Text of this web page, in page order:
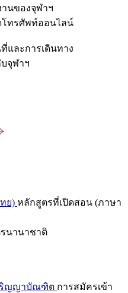
นของจุฬาฯ
โทรศัพท์ออนไลน์
และการเดินทาง
จุฬาฯ
ย) หลักสูตรที่เปิดสอน (ภาษา
นานาชาติ
ริญญาบัณฑิต การสมัครเข้า